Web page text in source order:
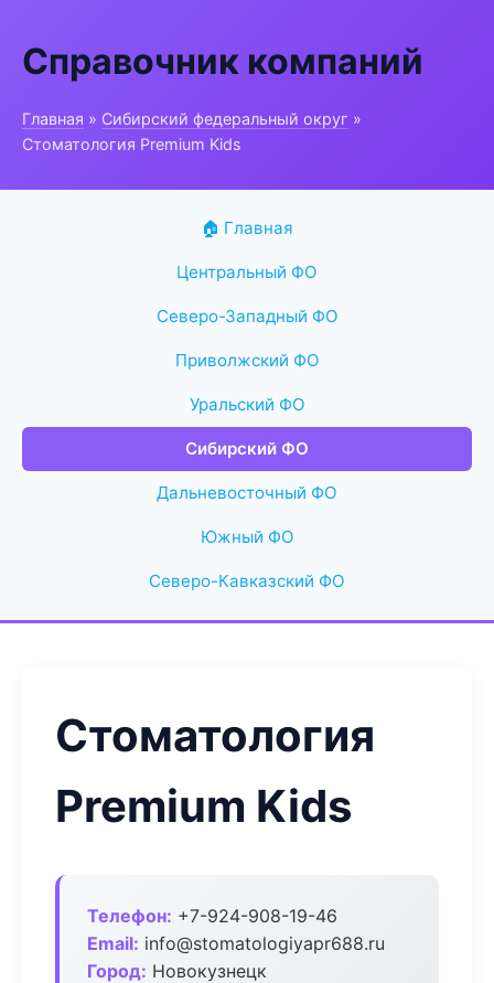
Справочник компаний
Главная » Сибирский федеральный округ »
Стоматология Premium Kids
🏠 Главная
Центральный ФО
Северо-Западный ФО
Приволжский ФО
Уральский ФО
Сибирский ФО
Дальневосточный ФО
Южный ФО
Северо-Кавказский ФО
Стоматология
Premium Kids
Телефон: +7-924-908-19-46
Email: info@stomatologiyapr688.ru
Город: Новокузнецк